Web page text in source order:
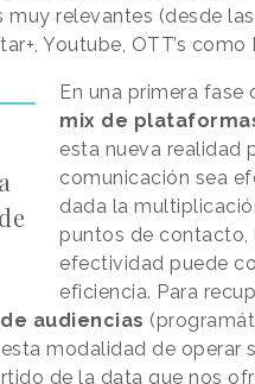
muy relevantes (desde
Youtube, OTT’s como
En una primera
mix de
esta nueva realidad
comunicación sea
dada la
puntos de contacto,
efectividad puede
eficiencia. Para
audiencias
modalidad de operar
de la data que nos